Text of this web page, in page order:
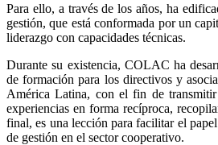
Para ello, a través de los años, ha
gestión, que está conformada por un
liderazgo con capacidades técnicas.
Durante su existencia, COLAC ha
de formación para los directivos y
América Latina, con el fin de
experiencias en forma recíproca,
final, es una lección para facilitar el
de gestión en el sector cooperativo.